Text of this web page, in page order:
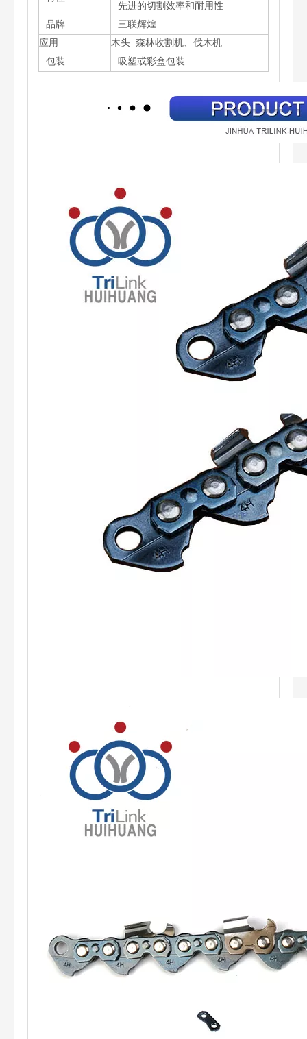
先进的切割效率和耐用性
品牌
三联辉煌
应用
木头 森林收割机、伐木机
包装
吸塑或彩盒包装